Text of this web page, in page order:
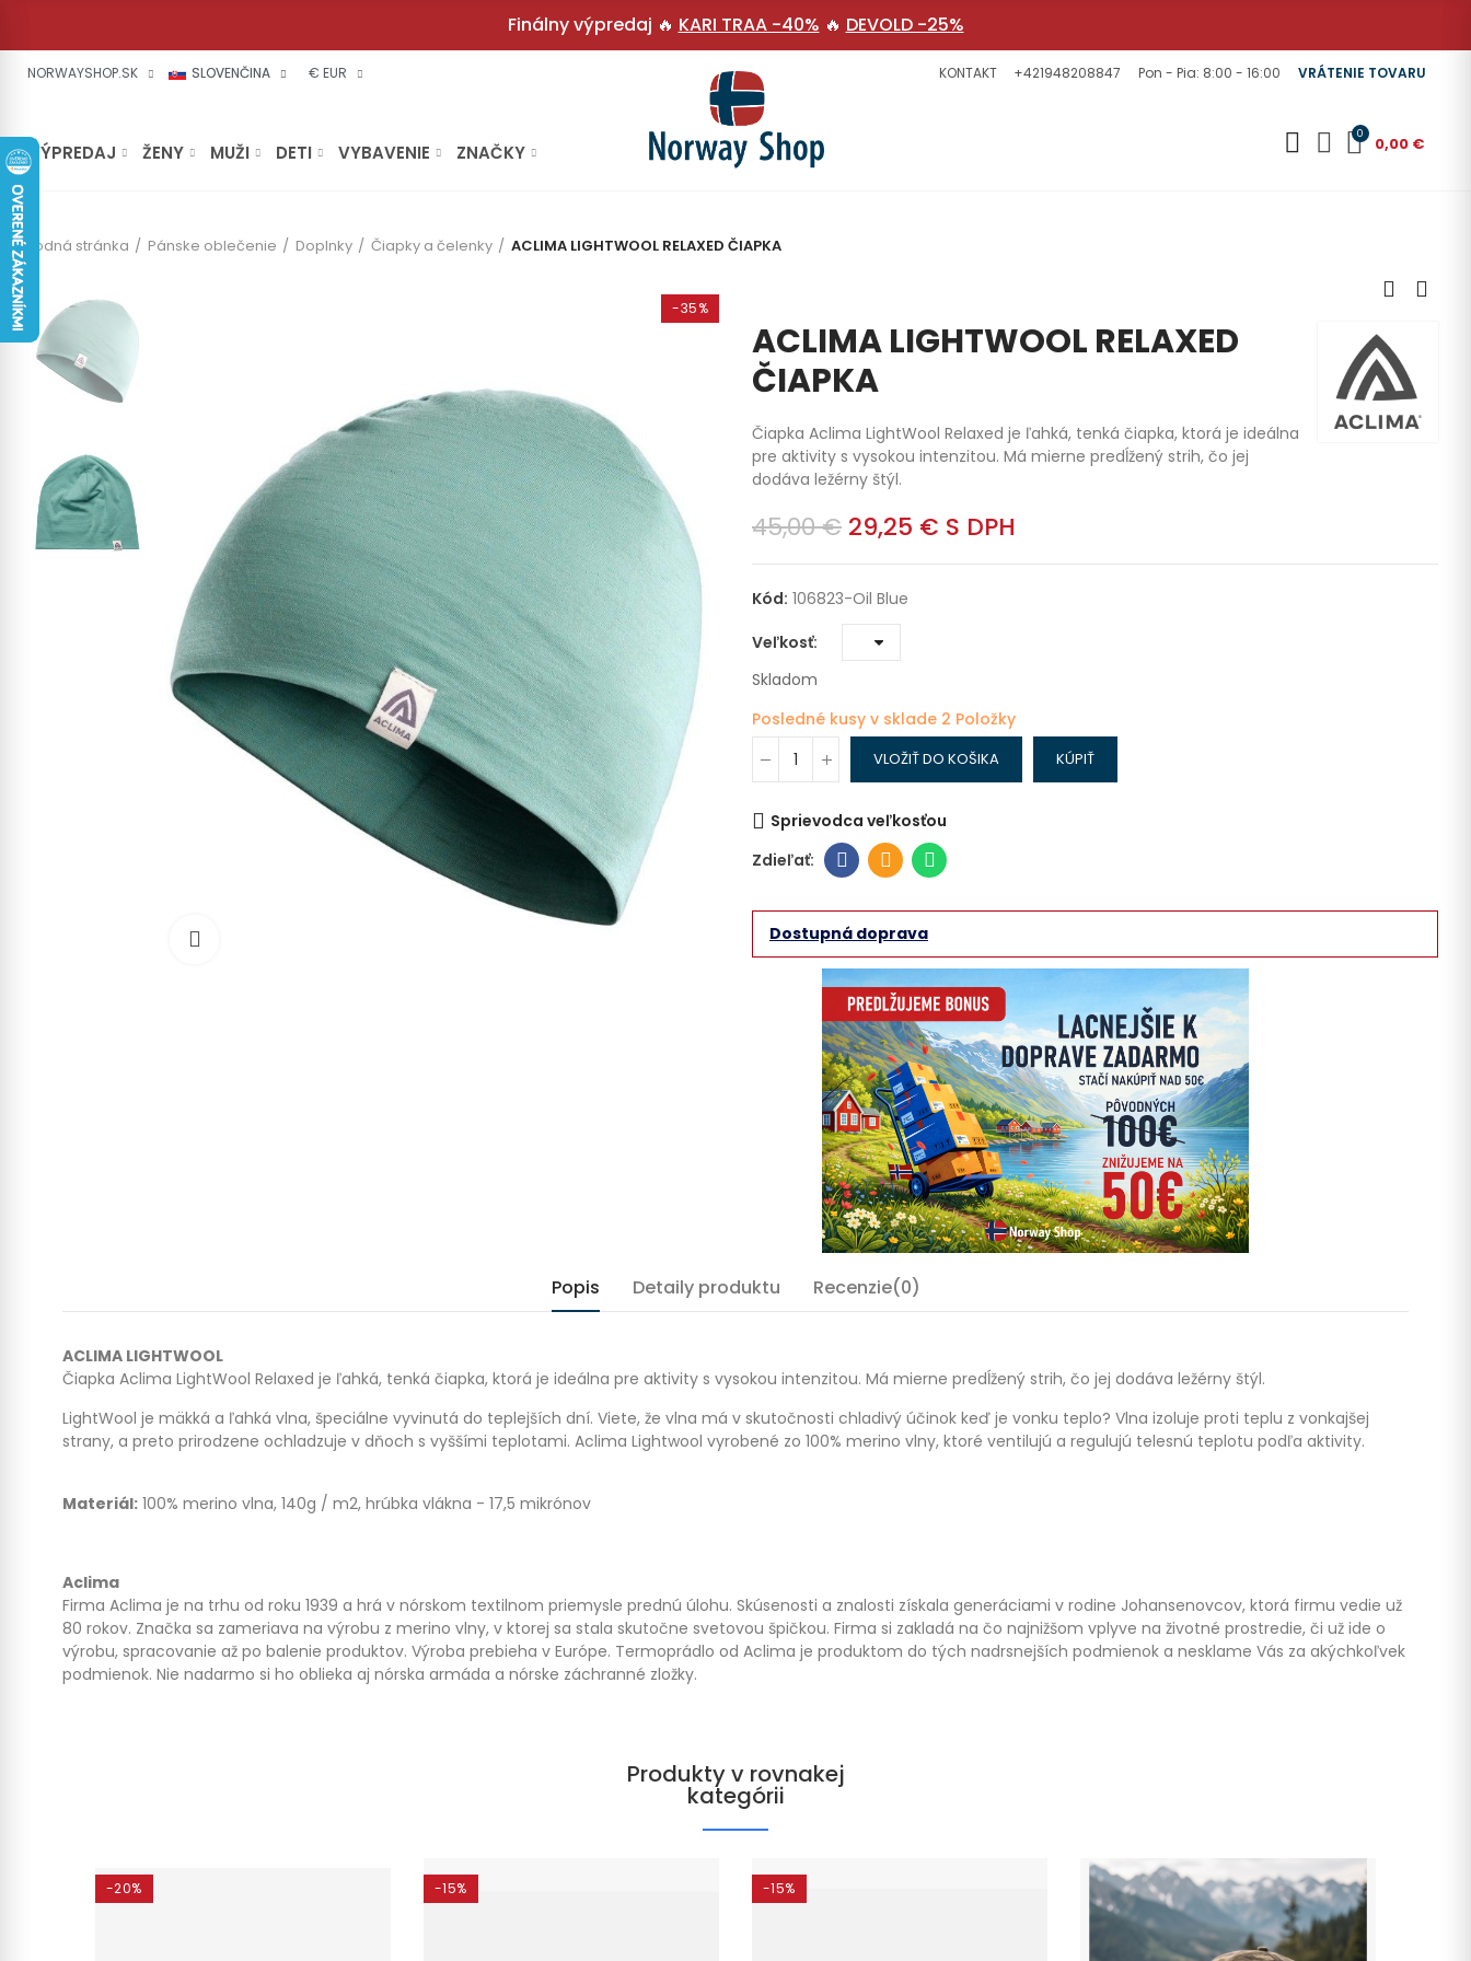
Finálny výpredaj 🔥 KARI TRAA -40% 🔥 DEVOLD -25%
NORWAYSHOP.SK SLOVENČINA € EUR KONTAKT +421948208847 Pon - Pia: 8:00 - 16:00 VRÁTENIE TOVARU
VÝPREDAJ ŽENY MUŽI DETI VYBAVENIE ZNAČKY
0 0,00 €
Úvodná stránka Pánske oblečenie Doplnky Čiapky a čelenky ACLIMA LIGHTWOOL RELAXED ČIAPKA
-35%
ACLIMA LIGHTWOOL RELAXED
ČIAPKA
Čiapka Aclima LightWool Relaxed je ľahká, tenká čiapka, ktorá je ideálna
pre aktivity s vysokou intenzitou. Má mierne predĺžený strih, čo jej
dodáva ležérny štýl.
45,00 € 29,25 € S DPH
Kód: 106823-Oil Blue
Veľkosť
Skladom
Posledné kusy v sklade 2 Položky
VLOŽIŤ DO KOŠIKA KÚPIŤ
Sprievodca veľkosťou
Dostupná doprava
Popis Detaily produktu Recenzie(0)
ACLIMA LIGHTWOOL
Čiapka Aclima LightWool Relaxed je ľahká, tenká čiapka, ktorá je ideálna pre aktivity s vysokou intenzitou. Má mierne predĺžený strih, čo jej dodáva ležérny štýl.
LightWool je mäkká a ľahká vlna, špeciálne vyvinutá do teplejších dní. Viete, že vlna má v skutočnosti chladivý účinok keď je vonku teplo? Vlna izoluje proti teplu z vonkajšej
strany, a preto prirodzene ochladzuje v dňoch s vyššími teplotami. Aclima Lightwool vyrobené zo 100% merino vlny, ktoré ventilujú a regulujú telesnú teplotu podľa aktivity.
Materiál: 100% merino vlna, 140g / m2, hrúbka vlákna - 17,5 mikrónov
Aclima
Firma Aclima je na trhu od roku 1939 a hrá v nórskom textilnom priemysle prednú úlohu. Skúsenosti a znalosti získala generáciami v rodine Johansenovcov, ktorá firmu vedie už
80 rokov. Značka sa zameriava na výrobu z merino vlny, v ktorej sa stala skutočne svetovou špičkou. Firma si zakladá na čo najnižšom vplyve na životné prostredie, či už ide o
výrobu, spracovanie až po balenie produktov. Výroba prebieha v Európe. Termoprádlo od Aclima je produktom do tých nadrsnejších podmienok a nesklame Vás za akýchkoľvek
podmienok. Nie nadarmo si ho oblieka aj nórska armáda a nórske záchranné zložky.
Produkty v rovnakej
kategórii
-20% -15% -15%